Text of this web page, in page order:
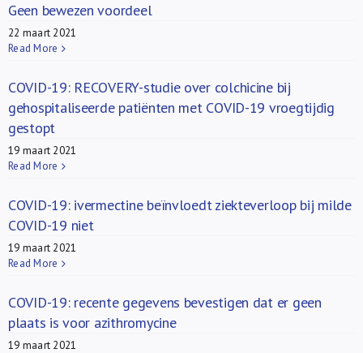
Geen bewezen voordeel
22 maart 2021
Read More
COVID-19: RECOVERY-studie over colchicine bij
gehospitaliseerde patiënten met COVID-19 vroegtijdig
gestopt
19 maart 2021
Read More
COVID-19: ivermectine beïnvloedt ziekteverloop bij milde
COVID-19 niet
19 maart 2021
Read More
COVID-19: recente gegevens bevestigen dat er geen
plaats is voor azithromycine
19 maart 2021